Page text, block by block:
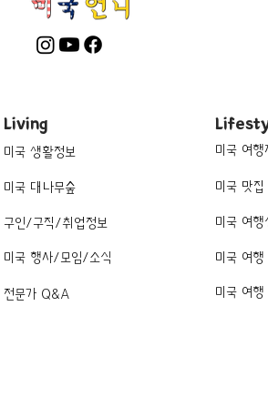
Living
미국 생활정보
미국 대나무숲
구인/구직/취업정보
미국 행사/모임/소식
전문가 Q&A
미국 여행
미국 맛
미국 여행
미국 여행
미국 여행